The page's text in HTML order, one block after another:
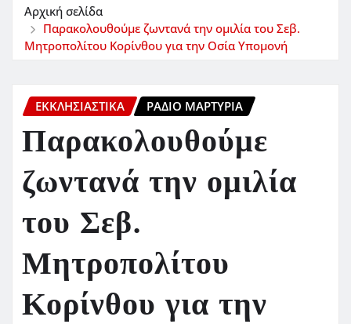
Αρχική σελίδα
Παρακολουθούμε ζωντανά την ομιλία του Σεβ.
Μητροπολίτου Κορίνθου για την Οσία Υπομονή
ΕΚΚΛΗΣΙΑΣΤΙΚΆ ΡΆΔΙΟ ΜΑΡΤΥΡΊΑ
Παρακολουθούμε
ζωντανά την ομιλία
του Σεβ.
Μητροπολίτου
Κορίνθου για την